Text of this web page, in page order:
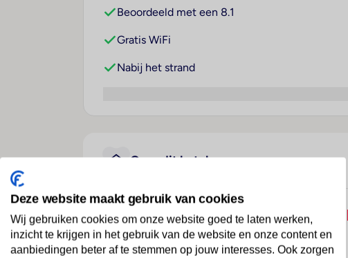
Beoordeeld met een 8.1
Gratis WiFi
Nabij het strand
Over dit hotel
Zaton Holiday Resort Camping
Kroatië· Adriatische Kust· Nin
Deze website maakt gebruik van cookies
Wij gebruiken cookies om onze website goed te laten werken,
inzicht te krijgen in het gebruik van de website en onze content en
aanbiedingen beter af te stemmen op jouw interesses. Ook zorgen